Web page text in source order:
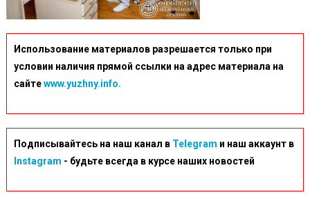
Использование материалов разрешается только при
условии наличия прямой ссылки на адрес материала на
сайтеwww.yuzhny.info.
Подписывайтесь на наш канал в Telegram и наш аккаунт в
Instagram - будьте всегда в курсе наших новостей